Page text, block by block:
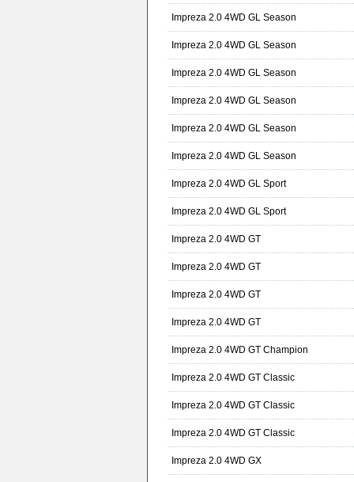
Impreza 2.0 4WD GL Season
Impreza 2.0 4WD GL Season
Impreza 2.0 4WD GL Season
Impreza 2.0 4WD GL Season
Impreza 2.0 4WD GL Season
Impreza 2.0 4WD GL Season
Impreza 2.0 4WD GL Sport
Impreza 2.0 4WD GL Sport
Impreza 2.0 4WD GT
Impreza 2.0 4WD GT
Impreza 2.0 4WD GT
Impreza 2.0 4WD GT
Impreza 2.0 4WD GT Champion
Impreza 2.0 4WD GT Classic
Impreza 2.0 4WD GT Classic
Impreza 2.0 4WD GT Classic
Impreza 2.0 4WD GX